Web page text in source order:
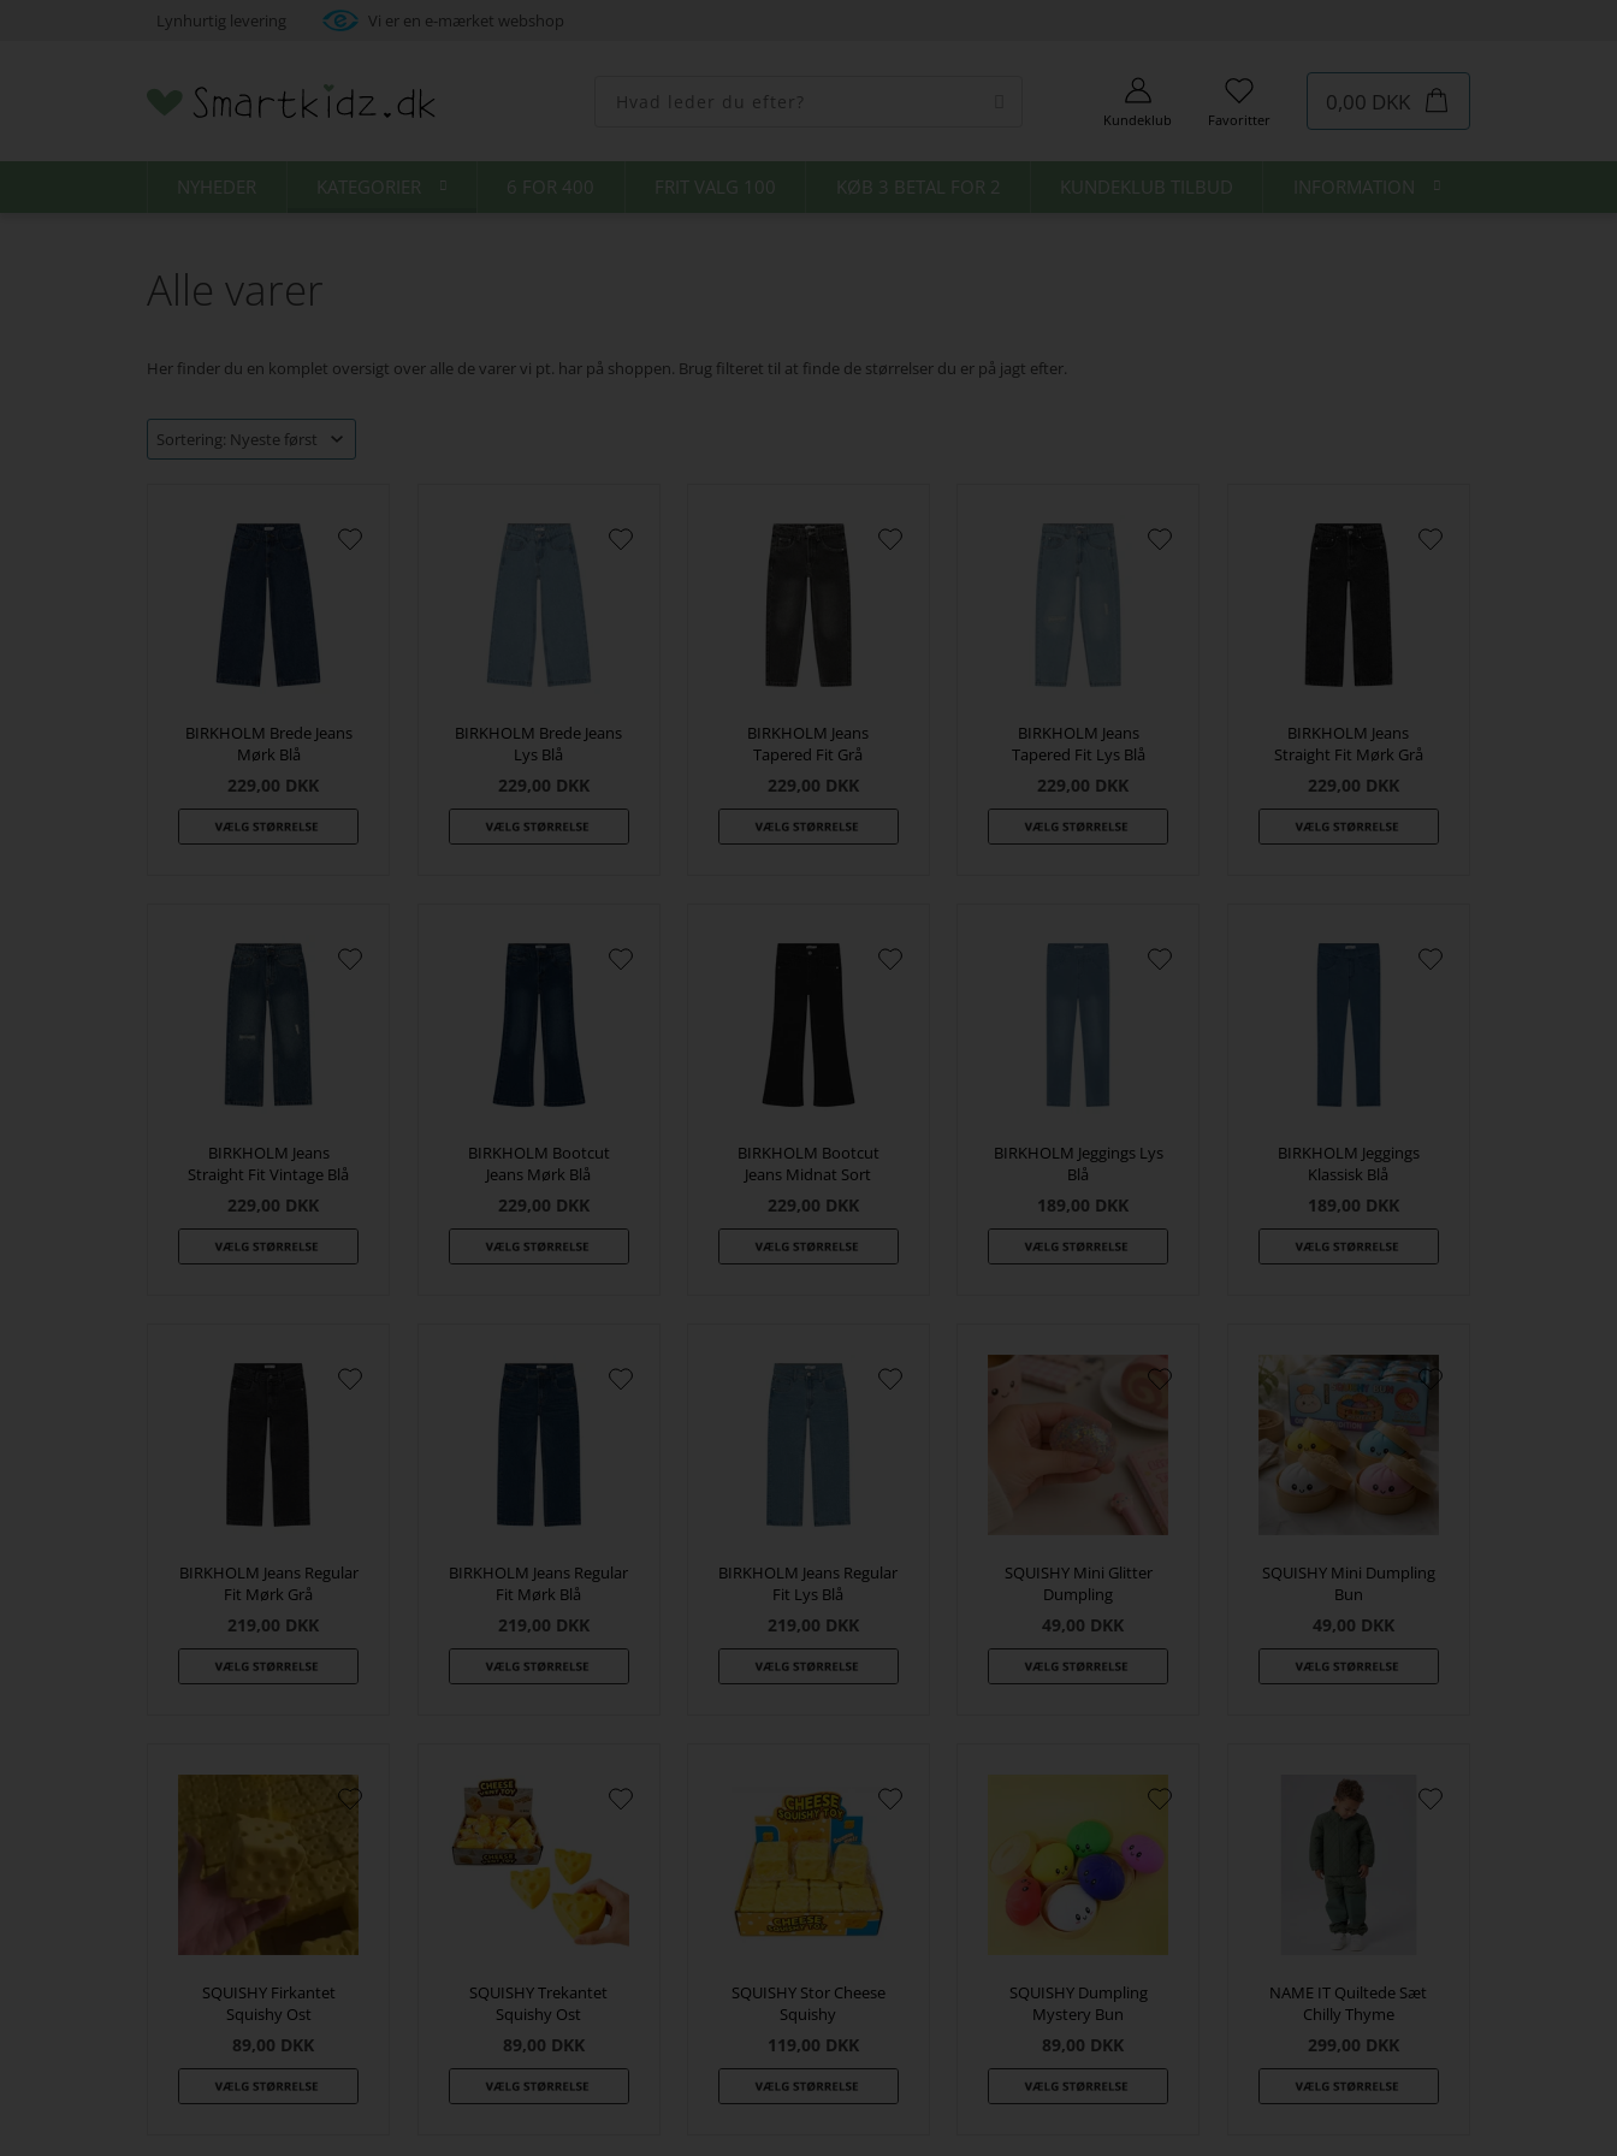
Lynhurtig levering Vi er en e-mærket webshop
Kundeklub Favoritter
0,00 DKK
NYHEDER KATEGORIER 6 FOR 400 FRIT VALG 100 KØB 3 BETAL FOR 2 KUNDEKLUB TILBUD INFORMATION
Alle varer
Her finder du en komplet oversigt over alle de varer vi pt. har på shoppen. Brug filteret til at finde de størrelser du er på jagt efter.
BIRKHOLM Brede Jeans
Mørk Blå
229,00 DKK
BIRKHOLM Brede Jeans
Lys Blå
229,00 DKK
BIRKHOLM Jeans
Tapered Fit Grå
229,00 DKK
BIRKHOLM Jeans
Tapered Fit Lys Blå
229,00 DKK
BIRKHOLM Jeans
Straight Fit Mørk Grå
229,00 DKK
BIRKHOLM Jeans
Straight Fit Vintage Blå
229,00 DKK
BIRKHOLM Bootcut
Jeans Mørk Blå
229,00 DKK
BIRKHOLM Bootcut
Jeans Midnat Sort
229,00 DKK
BIRKHOLM Jeggings Lys
Blå
189,00 DKK
BIRKHOLM Jeggings
Klassisk Blå
189,00 DKK
BIRKHOLM Jeans Regular
Fit Mørk Grå
219,00 DKK
BIRKHOLM Jeans Regular
Fit Mørk Blå
219,00 DKK
BIRKHOLM Jeans Regular
Fit Lys Blå
219,00 DKK
SQUISHY Mini Glitter
Dumpling
49,00 DKK
SQUISHY Mini Dumpling
Bun
49,00 DKK
SQUISHY Firkantet
Squishy Ost
89,00 DKK
SQUISHY Trekantet
Squishy Ost
89,00 DKK
SQUISHY Stor Cheese
Squishy
119,00 DKK
SQUISHY Dumpling
Mystery Bun
89,00 DKK
NAME IT Quiltede Sæt
Chilly Thyme
299,00 DKK